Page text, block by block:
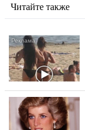
Читайте также